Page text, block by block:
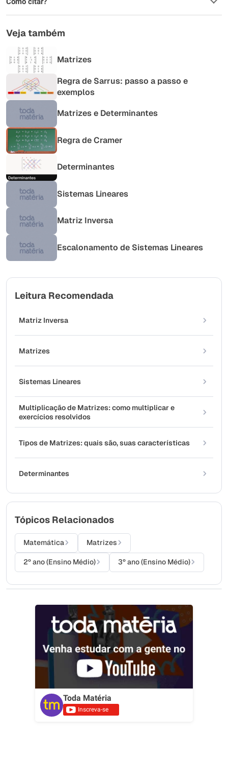
Veja também
Matrizes
Regra de Sarrus: passo a passo e
exemplos
Matrizes e Determinantes
Regra de Cramer
Determinantes
Sistemas Lineares
Matriz Inversa
Escalonamento de Sistemas Lineares
Leitura Recomendada
Matriz Inversa
Matrizes
Sistemas Lineares
Multiplicação de Matrizes: como multiplicar e
exercícios resolvidos
Tipos de Matrizes: quais são, suas características
Determinantes
Tópicos Relacionados
Matemática Matrizes
2º ano (Ensino Médio) 3º ano (Ensino Médio)
Toda Matéria
Inscreva-se